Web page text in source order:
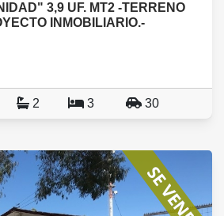
3,9 UF. MT2 -TERRENO
INMOBILIARIO.-
2 3 30